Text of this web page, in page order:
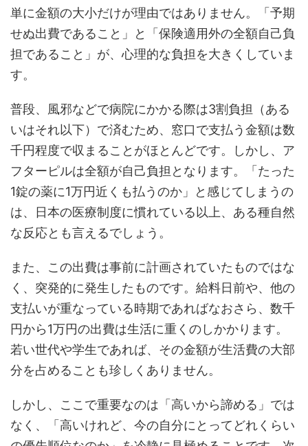
単に金額の大小だけが理由ではありません。「予期
せぬ出費であること」と「保険適用外の全額自己負
担であること」が、心理的な負担を大きくしていま
す。
普段、風邪などで病院にかかる際は3割負担（ある
いはそれ以下）で済むため、窓口で支払う金額は数
千円程度で収まることがほとんどです。しかし、ア
フターピルは全額が自己負担となります。「たった
1錠の薬に1万円近くも払うのか」と感じてしまうの
は、日本の医療制度に慣れている以上、ある種自然
な反応とも言えるでしょう。
また、この出費は事前に計画されていたものではな
く、突発的に発生したものです。給料日前や、他の
支払いが重なっている時期であればなおさら、数千
円から1万円の出費は生活に重くのしかかります。
若い世代や学生であれば、その金額が生活費の大部
分を占めることも珍しくありません。
しかし、ここで重要なのは「高いから諦める」では
なく、「高いけれど、今の自分にとってどれくらい